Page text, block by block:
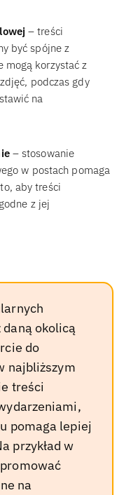
– treści
być spójne z
mogą korzystać z
podczas gdy
na
– stosowanie
w postach pomaga
aby treści
z jej
okolicą
do
najbliższym
treści
pomaga lepiej
przykład w
na